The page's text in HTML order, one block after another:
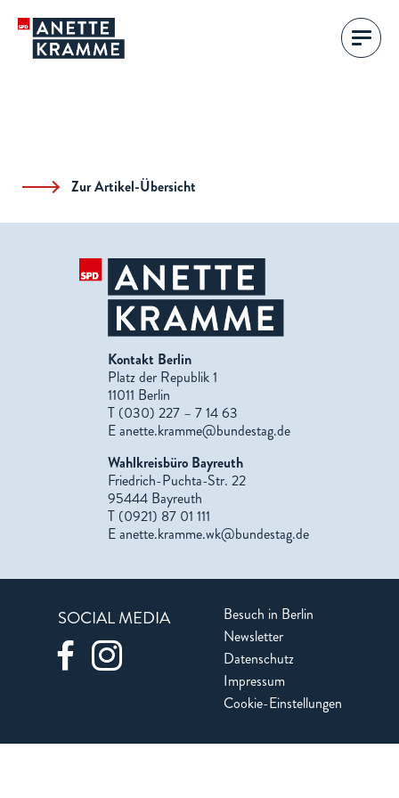
Zur Artikel-Übersicht
Kontakt Berlin
Platz der Republik 1
11011 Berlin
T (030) 227 – 7 14 63
Eanette.kramme@bundestag.de
Wahlkreisbüro Bayreuth
Friedrich-Puchta-Str. 22
95444 Bayreuth
T (0921) 87 01 111
Eanette.kramme.wk@bundestag.de
SOCIAL MEDIA
Besuch in Berlin
Newsletter
Datenschutz
Impressum
Cookie-Einstellungen